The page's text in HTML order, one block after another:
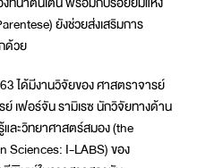
ยังช่วยส่งเสริมการ
ด้วย
ได้มีงานวิจัยของ ศาสตราจารย์
เฟอร์จัน รามิเรซ นักวิจัยทางด้าน
ละวิทยาศาสตร์สมอง (the
Sciences: I-LABS) ของ